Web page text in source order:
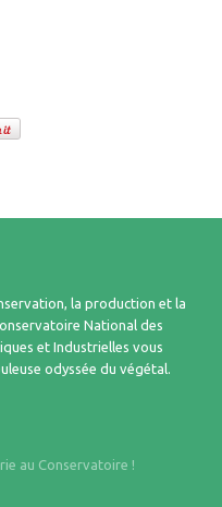
la production et la
National des
et Industrielles vous
odyssée du végétal.
au Conservatoire !